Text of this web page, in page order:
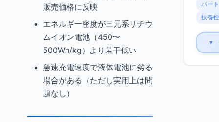
販売価格に反映
エネルギー密度が三元系リチウ
ムイオン電池（450〜
500Wh/kg）より若干低い
急速充電速度で液体電池に劣る
場合がある（ただし実用上は問
題なし）
パート
扶養
▼